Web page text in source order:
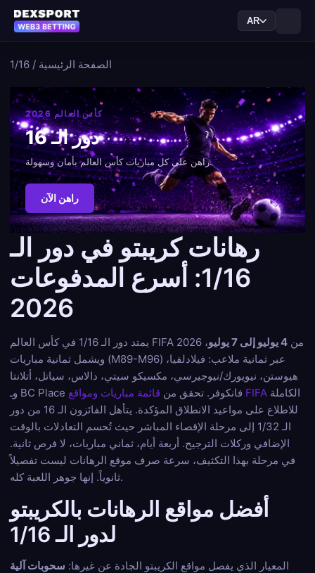
AR
الصفحة الرئيسية /
1/16
كأس العالم 2026
دور الـ 16
راهن على كل مباريات كأس العالم بأمان وسهولة.
راهن الآن
رهانات كريبتو في دور الـ
1/16: أسرع المدفوعات
2026
يمتد دور الـ 1/16 في كأس العالم FIFA 2026 من 4 يوليو إلى 7 يوليو
،
ويشمل ثمانية مباريات (M89-M96) عبر ثمانية ملاعب: فيلادلفيا،
هيوستن، نيويورك/نيوجيرسي، مكسيكو سيتي، دالاس، سياتل، أتلانتا
وـ BC Place فانكوفر. تحقق من قائمة مباريات ومواقع FIFA
للاطلاع على مواعيد الانطلاق المؤكدة. يتأهل الفائزون الـ 16 من دور
الـ 1/32 إلى مرحلة الإقصاء المباشر حيث تُحسم التعادلات بالوقت
الإضافي وركلات الترجيح. أربعة أيام، ثماني مباريات، لا فرص ثانية.
في مرحلة بهذا التكثيف، سرعة صرف موقع الرهانات ليست تفصيلاً
ثانوياً. إنها جوهر اللعبة كله.
أفضل مواقع الرهانات بالكريبتو
لدور الـ 1/16
المعيار الذي يفصل مواقع الكريبتو الجادة عن غيرها: سحوبات آلية